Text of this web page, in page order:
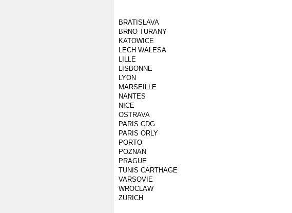
BRATISLAVA
BRNO TURANY
KATOWICE
LECH WALESA
LILLE
LISBONNE
LYON
MARSEILLE
NANTES
NICE
OSTRAVA
PARIS CDG
PARIS ORLY
PORTO
POZNAN
PRAGUE
TUNIS CARTHAGE
VARSOVIE
WROCLAW
ZURICH